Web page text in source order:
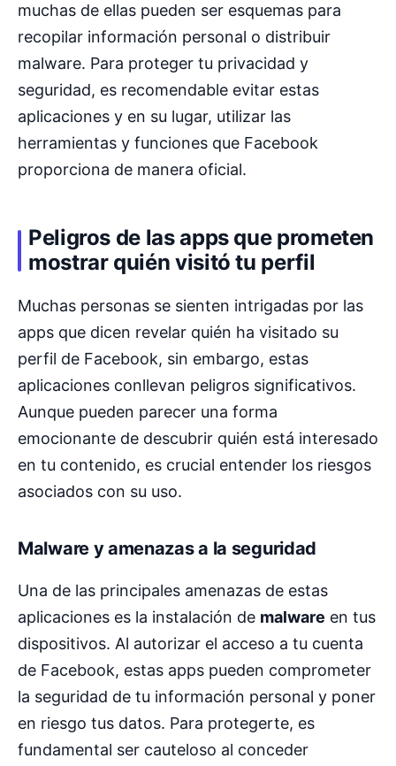
muchas de ellas pueden ser esquemas para
recopilar información personal o distribuir
malware. Para proteger tu privacidad y
seguridad, es recomendable evitar estas
aplicaciones y en su lugar, utilizar las
herramientas y funciones que Facebook
proporciona de manera oficial.
Peligros de las apps que prometen
mostrar quién visitó tu perfil
Muchas personas se sienten intrigadas por las
apps que dicen revelar quién ha visitado su
perfil de Facebook, sin embargo, estas
aplicaciones conllevan peligros significativos.
Aunque pueden parecer una forma
emocionante de descubrir quién está interesado
en tu contenido, es crucial entender los riesgos
asociados con su uso.
Malware y amenazas a la seguridad
Una de las principales amenazas de estas
aplicaciones es la instalación de malware en tus
dispositivos. Al autorizar el acceso a tu cuenta
de Facebook, estas apps pueden comprometer
la seguridad de tu información personal y poner
en riesgo tus datos. Para protegerte, es
fundamental ser cauteloso al conceder